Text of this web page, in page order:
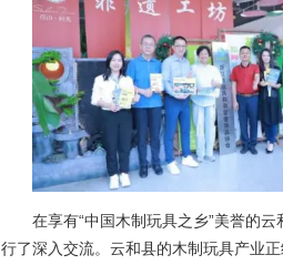
在享有“中国木制玩具之乡”美誉的
行了深入交流。云和县的木制玩具产业